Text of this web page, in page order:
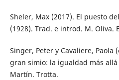
Sheler, Max (2017). El puesto
(1928). Trad. e introd. M. Oliva.
Singer, Peter y Cavaliere, Paola
gran simio: la igualdad más
Martín. Trotta.